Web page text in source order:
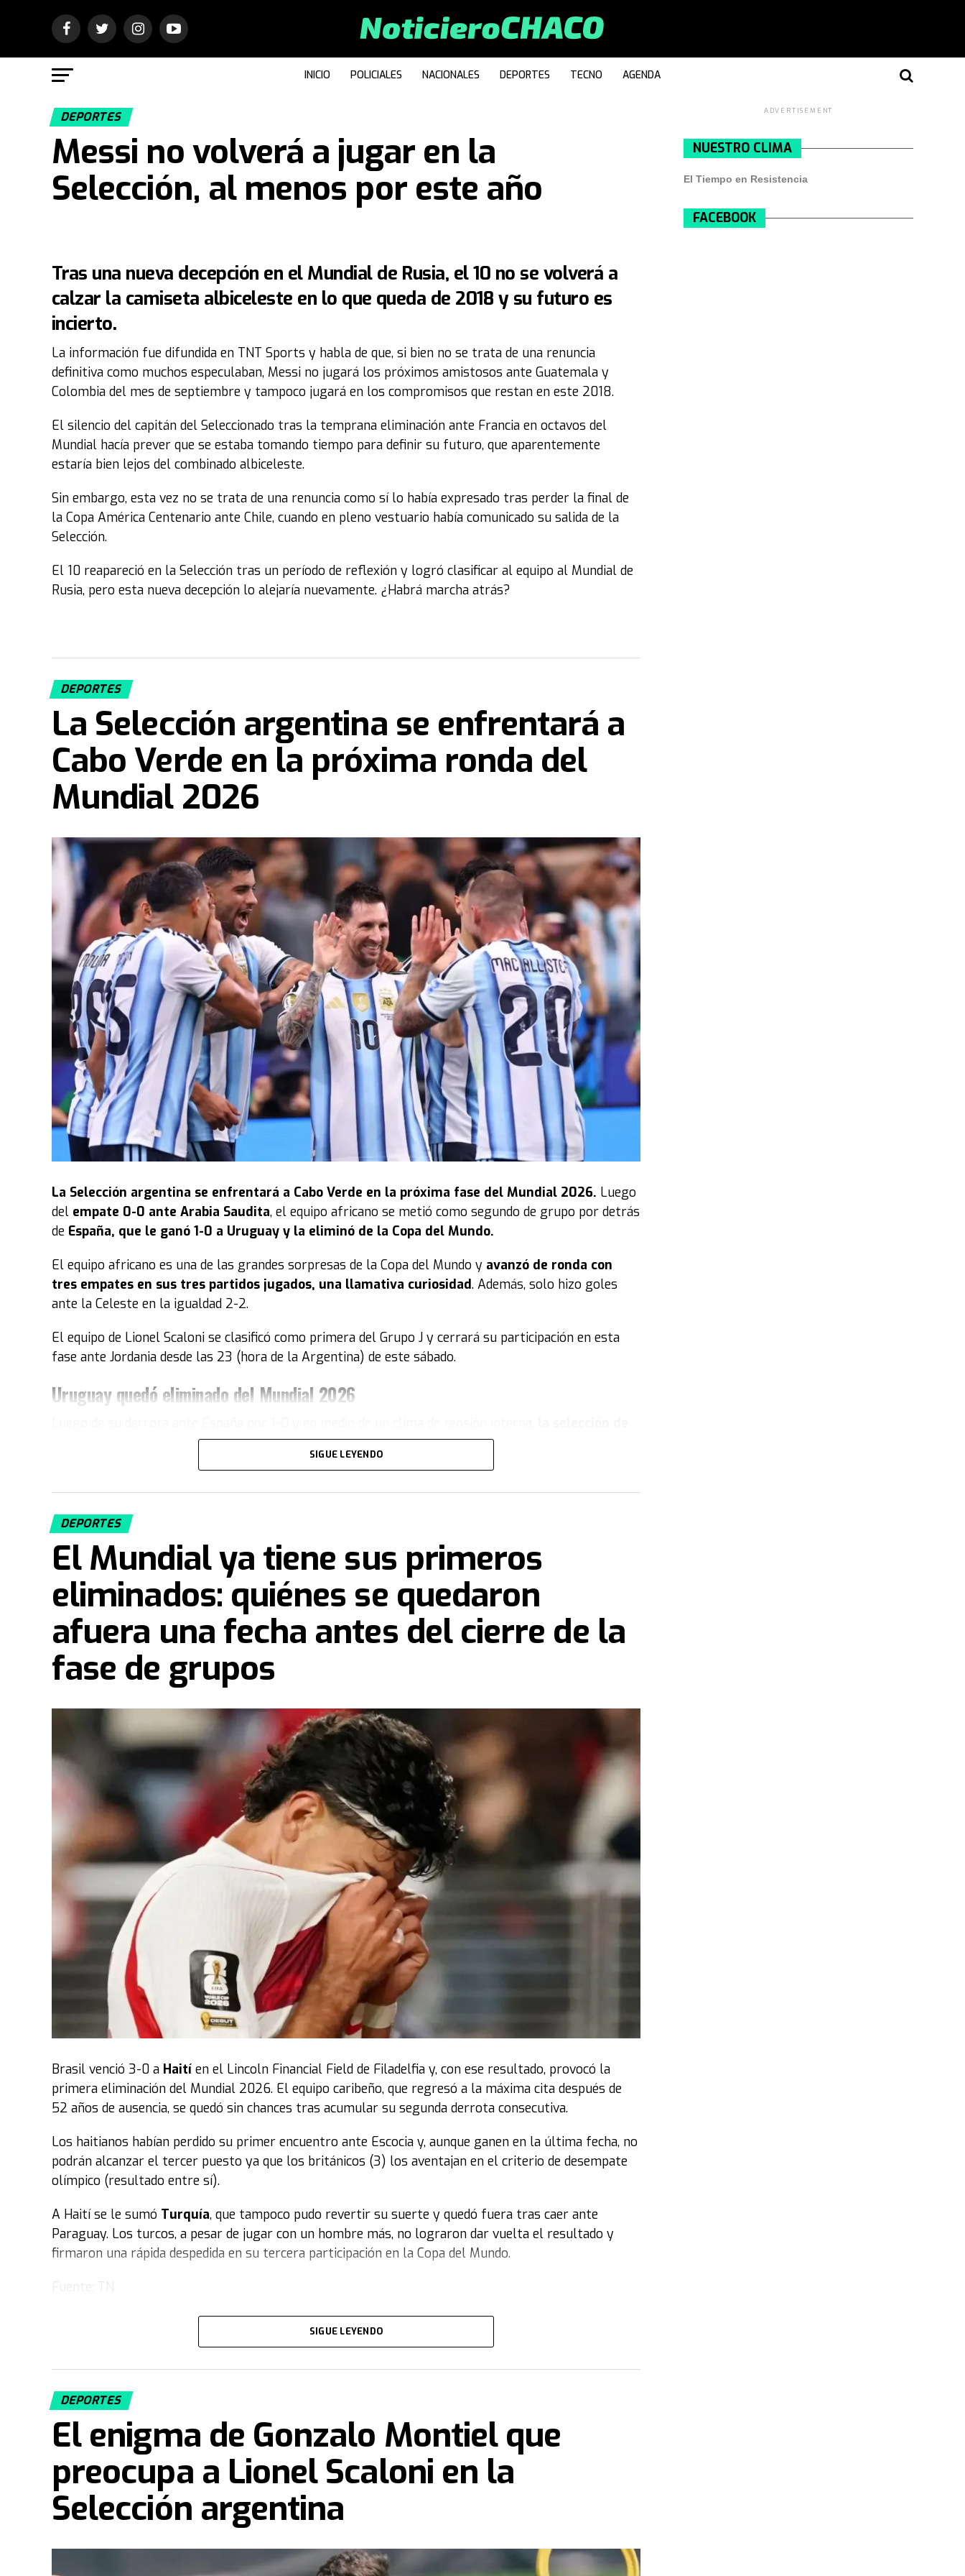
INICIO POLICIALES NACIONALES DEPORTES TECNO AGENDA
DEPORTES
Messi no volverá a jugar en la
Selección, al menos por este año
Tras una nueva decepción en el Mundial de Rusia, el 10 no se volverá a
calzar la camiseta albiceleste en lo que queda de 2018 y su futuro es
incierto.
La información fue difundida en TNT Sports y habla de que, si bien no se trata de una renuncia
definitiva como muchos especulaban, Messi no jugará los próximos amistosos ante Guatemala y
Colombia del mes de septiembre y tampoco jugará en los compromisos que restan en este 2018.
El silencio del capitán del Seleccionado tras la temprana eliminación ante Francia en octavos del
Mundial hacía prever que se estaba tomando tiempo para definir su futuro, que aparentemente
estaría bien lejos del combinado albiceleste.
Sin embargo, esta vez no se trata de una renuncia como sí lo había expresado tras perder la final de
la Copa América Centenario ante Chile, cuando en pleno vestuario había comunicado su salida de la
Selección.
El 10 reapareció en la Selección tras un período de reflexión y logró clasificar al equipo al Mundial de
Rusia, pero esta nueva decepción lo alejaría nuevamente. ¿Habrá marcha atrás?
DEPORTES
La Selección argentina se enfrentará a
Cabo Verde en la próxima ronda del
Mundial 2026
La Selección argentina se enfrentará a Cabo Verde en la próxima fase del Mundial 2026. Luego
del empate 0-0 ante Arabia Saudita, el equipo africano se metió como segundo de grupo por detrás
de España, que le ganó 1-0 a Uruguay y la eliminó de la Copa del Mundo.
El equipo africano es una de las grandes sorpresas de la Copa del Mundo y avanzó de ronda con
tres empates en sus tres partidos jugados, una llamativa curiosidad. Además, solo hizo goles
ante la Celeste en la igualdad 2-2.
El equipo de Lionel Scaloni se clasificó como primera del Grupo J y cerrará su participación en esta
fase ante Jordania desde las 23 (hora de la Argentina) de este sábado.
Uruguay quedó eliminado del Mundial 2026
Uruguay quedó como tercera de su grupo y eliminada del Mundial. El equipo de Marcelo Bielsa
sumó solo dos puntos y no le alcanzó para meterse entre los mejores terceros.
Durante el partido ocurrió un momento insólito:Bielsa sacó a Fernando Muslera en el
entretiempo luego de un grosero error que terminó en el único gol del encuentro.
Fuente: TN
SIGUE LEYENDO
DEPORTES
El Mundial ya tiene sus primeros
eliminados: quiénes se quedaron
afuera una fecha antes del cierre de la
fase de grupos
Brasil venció 3-0 a Haití en el Lincoln Financial Field de Filadelfia y, con ese resultado, provocó la
primera eliminación del Mundial 2026. El equipo caribeño, que regresó a la máxima cita después de
52 años de ausencia, se quedó sin chances tras acumular su segunda derrota consecutiva.
Los haitianos habían perdido su primer encuentro ante Escocia y, aunque ganen en la última fecha, no
podrán alcanzar el tercer puesto ya que los británicos (3) los aventajan en el criterio de desempate
olímpico (resultado entre sí).
A Haití se le sumó Turquía, que tampoco pudo revertir su suerte y quedó fuera tras caer ante
Paraguay. Los turcos, a pesar de jugar con un hombre más, no lograron dar vuelta el resultado y
firmaron una rápida despedida en su tercera participación en la Copa del Mundo.
SIGUE LEYENDO
DEPORTES
El enigma de Gonzalo Montiel que
preocupa a Lionel Scaloni en la
Selección argentina
ADVERTISEMENT
NUESTRO CLIMA
El Tiempo en Resistencia
FACEBOOK